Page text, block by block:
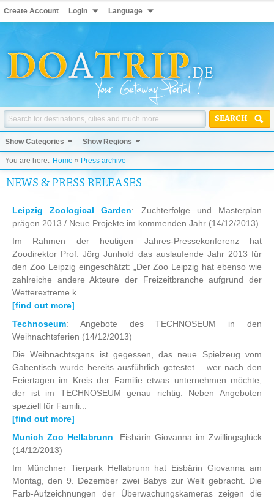
Create Account Login Language
SEARCH
Show Categories Show Regions
You are here: Home » Press archive
NEWS & PRESS RELEASES
Leipzig Zoological Garden: Zuchterfolge und Masterplan
prägen 2013 / Neue Projekte im kommenden Jahr (14/12/2013)
Im Rahmen der heutigen Jahres-Pressekonferenz hat
Zoodirektor Prof. Jörg Junhold das auslaufende Jahr 2013 für
den Zoo Leipzig eingeschätzt: „Der Zoo Leipzig hat ebenso wie
zahlreiche andere Akteure der Freizeitbranche aufgrund der
Wetterextreme k...
[find out more]
Technoseum: Angebote des TECHNOSEUM in den
Weihnachtsferien (14/12/2013)
Die Weihnachtsgans ist gegessen, das neue Spielzeug vom
Gabentisch wurde bereits ausführlich getestet – wer nach den
Feiertagen im Kreis der Familie etwas unternehmen möchte,
der ist im TECHNOSEUM genau richtig: Neben Angeboten
speziell für Famili...
[find out more]
Munich Zoo Hellabrunn: Eisbärin Giovanna im Zwillingsglück
(14/12/2013)
Im Münchner Tierpark Hellabrunn hat Eisbärin Giovanna am
Montag, den 9. Dezember zwei Babys zur Welt gebracht. Die
Farb-Aufzeichnungen der Überwachungskameras zeigen die